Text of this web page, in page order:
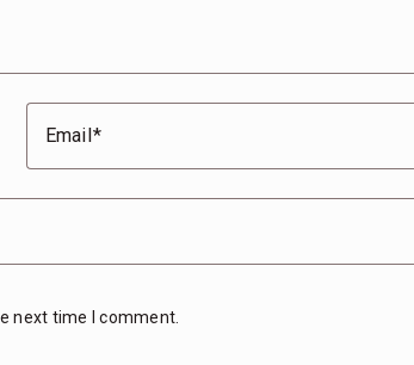
Email
next time I comment.